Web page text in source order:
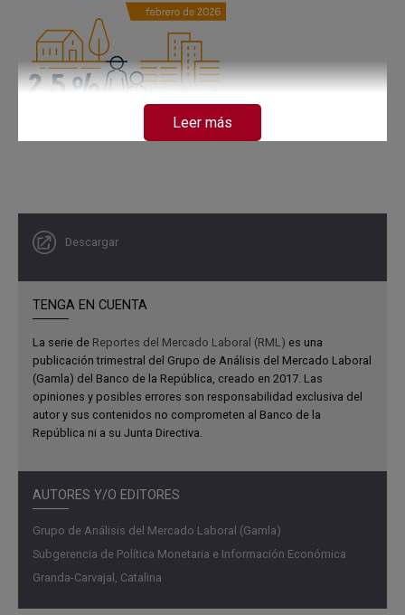
Descargar
TENGA EN CUENTA
La serie de Reportes del Mercado Laboral (RML) es una
publicación trimestral del Grupo de Análisis del Mercado Laboral
(Gamla) del Banco de la República, creado en 2017. Las
opiniones y posibles errores son responsabilidad exclusiva del
autor y sus contenidos no comprometen al Banco de la
República ni a su Junta Directiva.
AUTORES Y/O EDITORES
Grupo de Análisis del Mercado Laboral (Gamla)
Subgerencia de Política Monetaria e Información Económica
Granda-Carvajal, Catalina
segmento asalariado se mantienen positivas en un
4,6 % y 3,8 % en el agregado nacional y el dominio
urbano, en su orden. En contraste, el empleo no
asalariado presenta incrementos anuales
moderados, o incluso negativos (0,1 % a nivel
Esta menor dinámica del empleo no asalariado
obedece, en gran medida, a la desaceleración del
empleo agropecuario, particularmente en
En el margen, sin embargo, estas tendencias podrían
Leer más